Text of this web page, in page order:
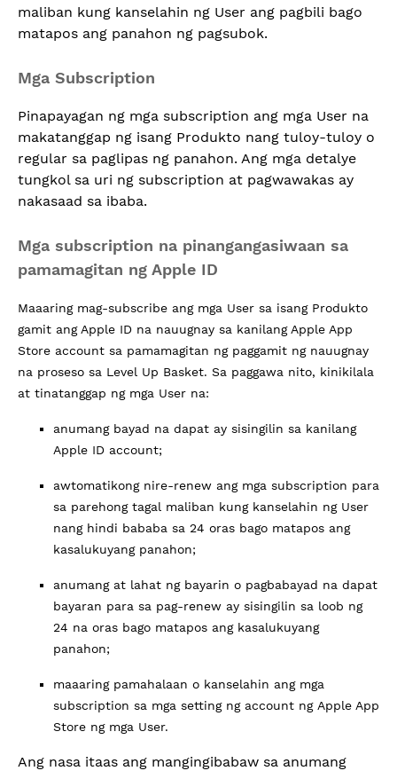
maliban kung kanselahin ng User ang pagbili bago
matapos ang panahon ng pagsubok.
Mga Subscription
Pinapayagan ng mga subscription ang mga User na
makatanggap ng isang Produkto nang tuloy-tuloy o
regular sa paglipas ng panahon. Ang mga detalye
tungkol sa uri ng subscription at pagwawakas ay
nakasaad sa ibaba.
Mga subscription na pinangangasiwaan sa
pamamagitan ng Apple ID
Maaaring mag-subscribe ang mga User sa isang Produkto
gamit ang Apple ID na nauugnay sa kanilang Apple App
Store account sa pamamagitan ng paggamit ng nauugnay
na proseso sa Level Up Basket. Sa paggawa nito, kinikilala
at tinatanggap ng mga User na:
anumang bayad na dapat ay sisingilin sa kanilang
Apple ID account;
awtomatikong nire-renew ang mga subscription para
sa parehong tagal maliban kung kanselahin ng User
nang hindi bababa sa 24 oras bago matapos ang
kasalukuyang panahon;
anumang at lahat ng bayarin o pagbabayad na dapat
bayaran para sa pag-renew ay sisingilin sa loob ng
24 na oras bago matapos ang kasalukuyang
panahon;
maaaring pamahalaan o kanselahin ang mga
subscription sa mga setting ng account ng Apple App
Store ng mga User.
Ang nasa itaas ang mangingibabaw sa anumang